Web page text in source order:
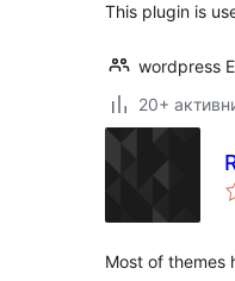
This plugin is
wordpress
20+
Most of themes